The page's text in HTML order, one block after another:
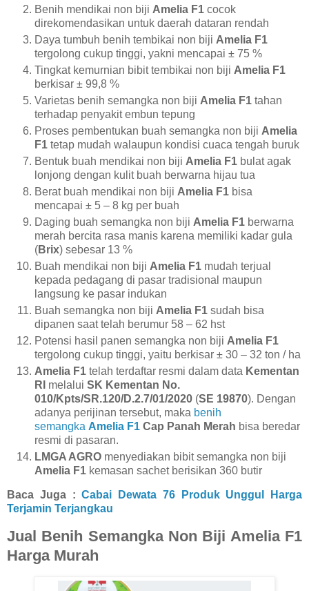
Benih mendikai non biji Amelia F1 cocok
direkomendasikan untuk daerah dataran rendah
Daya tumbuh benih tembikai non biji Amelia F1
tergolong cukup tinggi, yakni mencapai ± 75 %
Tingkat kemurnian bibit tembikai non biji Amelia F1
berkisar ± 99,8 %
Varietas benih semangka non biji Amelia F1 tahan
terhadap penyakit embun tepung
Proses pembentukan buah semangka non biji Amelia
F1 tetap mudah walaupun kondisi cuaca tengah buruk
Bentuk buah mendikai non biji Amelia F1 bulat agak
lonjong dengan kulit buah berwarna hijau tua
Berat buah mendikai non biji Amelia F1 bisa
mencapai ± 5 – 8 kg per buah
Daging buah semangka non biji Amelia F1 berwarna
merah bercita rasa manis karena memiliki kadar gula
(Brix) sebesar 13 %
Buah mendikai non biji Amelia F1 mudah terjual
kepada pedagang di pasar tradisional maupun
langsung ke pasar indukan
Buah semangka non biji Amelia F1 sudah bisa
dipanen saat telah berumur 58 – 62 hst
Potensi hasil panen semangka non biji Amelia F1
tergolong cukup tinggi, yaitu berkisar ± 30 – 32 ton / ha
Amelia F1 telah terdaftar resmi dalam data Kementan
RI melalui SK Kementan No.
010/Kpts/SR.120/D.2.7/01/2020 (SE 19870). Dengan
adanya perijinan tersebut, maka benih
semangka Amelia F1 Cap Panah Merah bisa beredar
resmi di pasaran.
LMGA AGRO menyediakan bibit semangka non biji
Amelia F1 kemasan sachet berisikan 360 butir
Baca Juga :Cabai Dewata 76 Produk Unggul Harga
Terjamin Terjangkau
Jual Benih Semangka Non Biji Amelia F1
Harga Murah